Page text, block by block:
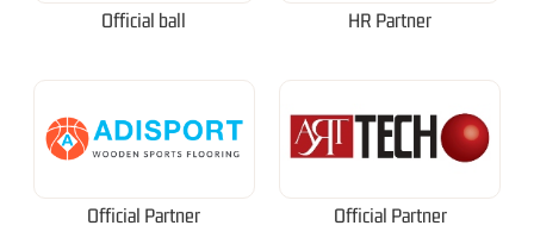
Official ball HR Partner
Official Partner Official Partner